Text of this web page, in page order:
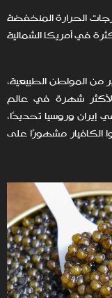
الحرارة المنخفضة
في أمريكا الشمالية
المواطن الطبيعية،
شهرة في عالم
إيران وروسيا تحديدًا،
الكافيار مشهورًا على